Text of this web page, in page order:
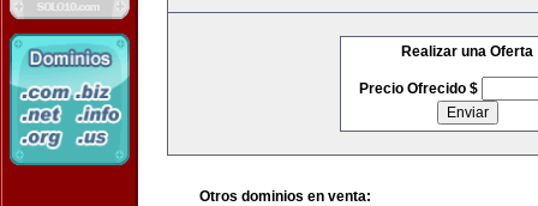
Realizar una Oferta
Precio Ofrecido $
Otros dominios en venta: